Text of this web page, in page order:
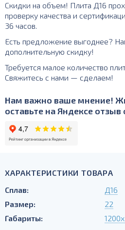
Скидки на объем! Плита Д16
проверку качества и
36 часов.
Есть предложение выгоднее?
дополнительную скидку!
Требуется малое количество
Свяжитесь с нами — сделаем!
Нам важно ваше мнение!
оставьте на Яндексе отзыв
ХАРАКТЕРИСТИКИ ТОВАРА
Сплав:
Д16
Размер:
22
Габариты: